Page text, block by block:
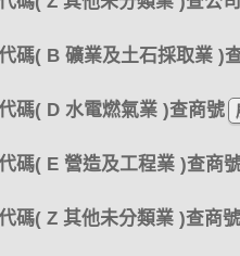
碼( B 礦業及土石採取業 )
碼( D 水電燃氣業 )查商號
碼( E 營造及工程業 )查商
碼( Z 其他未分類業 )查商號